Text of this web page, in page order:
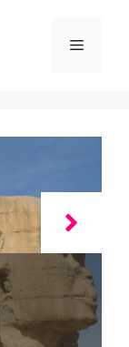
Menu